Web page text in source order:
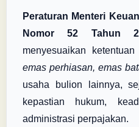
Peraturan Menteri
Nomor 52 Tahun
menyesuaikan
emas perhiasan, emas
usaha bulion lainnya,
kepastian hukum,
administrasi perpajakan.